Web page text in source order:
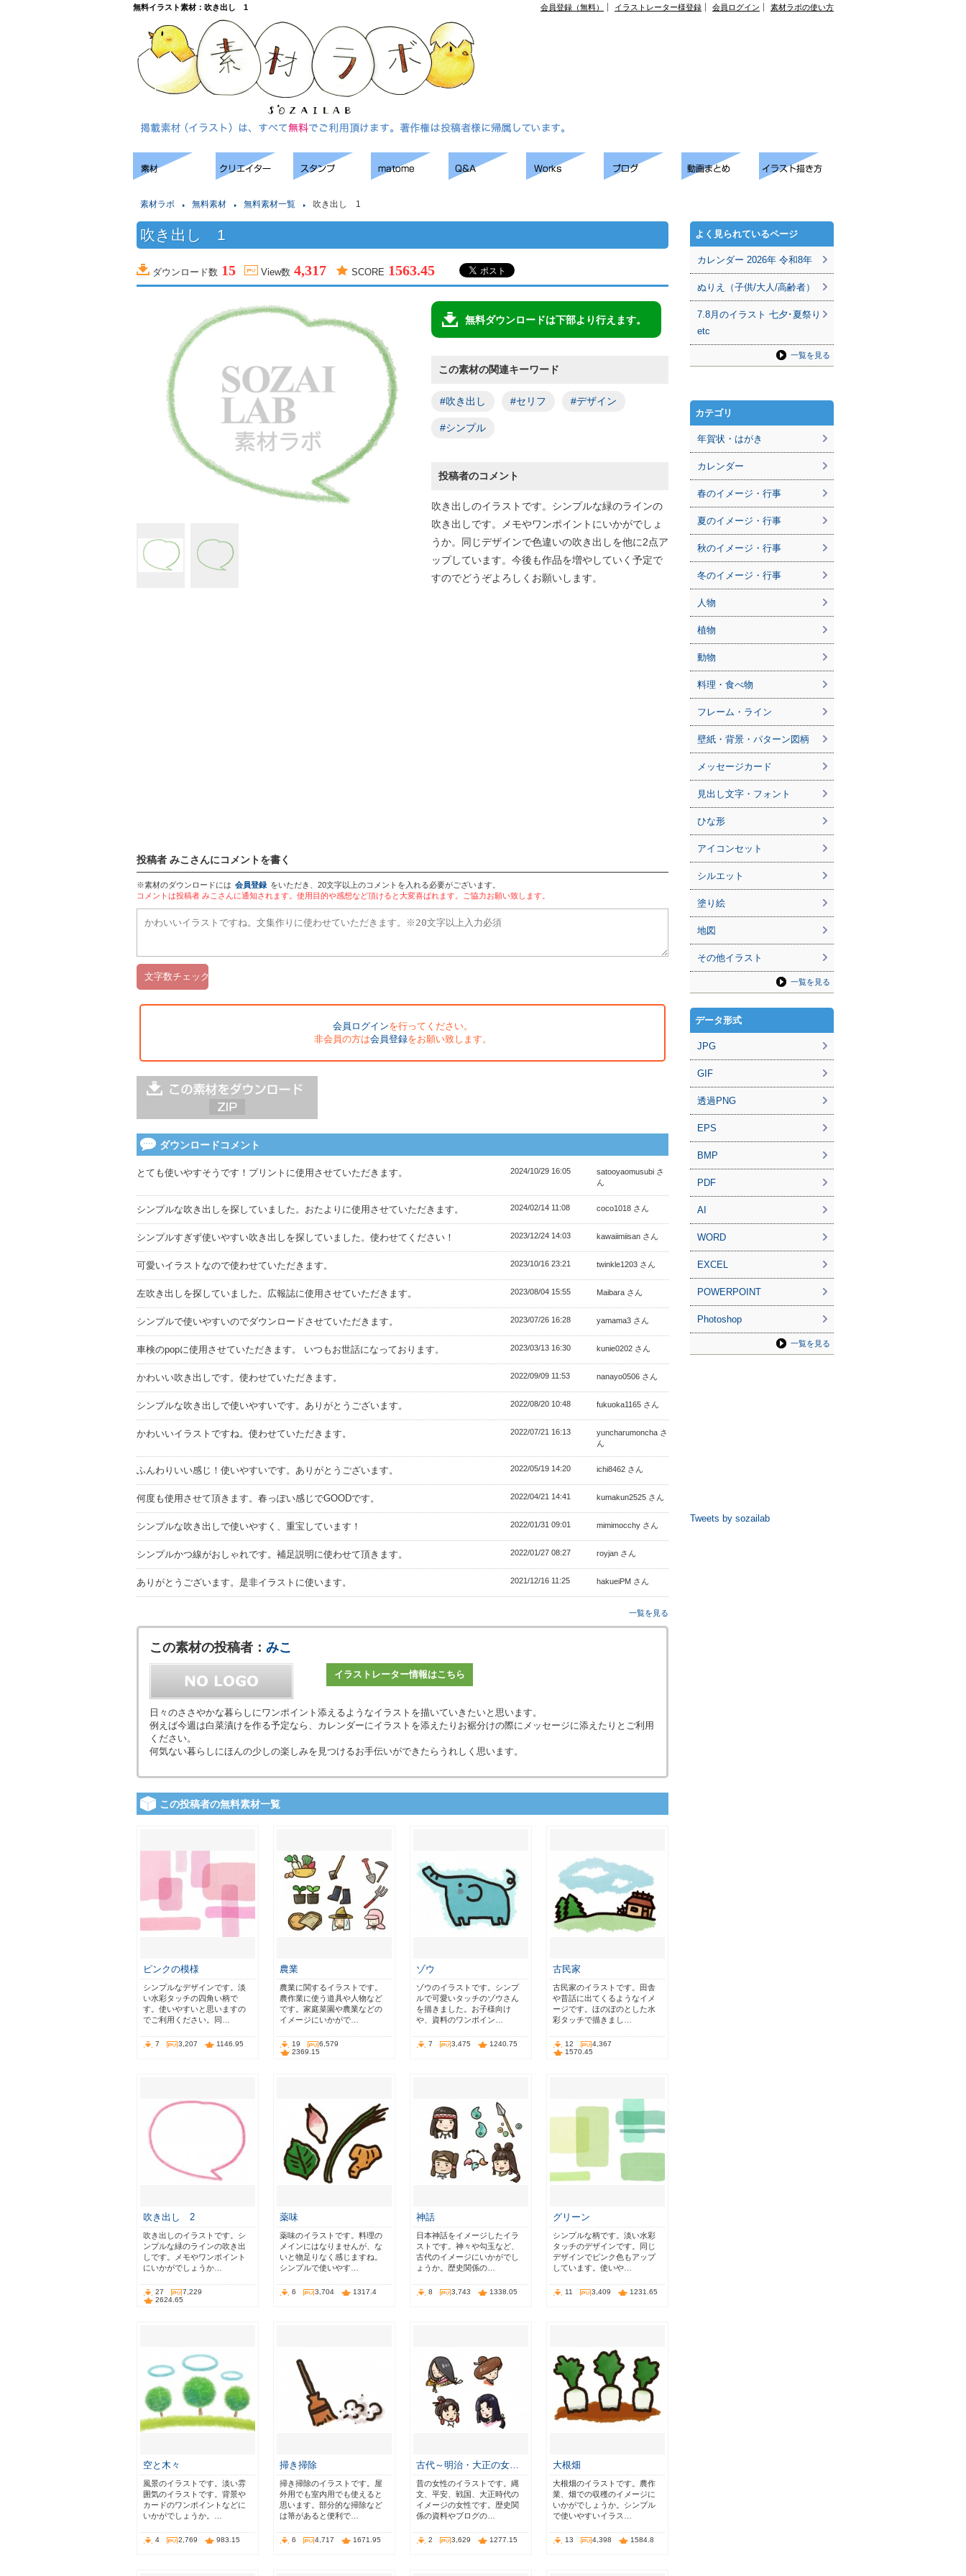
無料イラスト素材：吹き出し 1 会員登録（無料） イラストレーター様登録 会員ログイン 素材ラボの使い方
素材ラボ 無料素材 無料素材一覧 吹き出し 1
吹き出し 1
ダウンロード数 15 View数 4,317 SCORE 1563.45
無料ダウンロードは下部より行えます。
この素材の関連キーワード
#吹き出し #セリフ #デザイン
#シンプル
投稿者のコメント
吹き出しのイラストです。シンプルな緑のラインの
吹き出しです。メモやワンポイントにいかがでしょ
うか。同じデザインで色違いの吹き出しを他に2点ア
ップしています。今後も作品を増やしていく予定で
すのでどうぞよろしくお願いします。
投稿者 みこさんにコメントを書く
※素材のダウンロードには 会員登録 をいただき、20文字以上のコメントを入れる必要がございます。
コメントは投稿者 みこさんに通知されます。使用目的や感想など頂けると大変喜ばれます。ご協力お願い致します。
会員ログインを行ってください。
非会員の方は会員登録をお願い致します。
ダウンロードコメント
とても使いやすそうです！プリントに使用させていただきます。 2024/10/29 16:05
satooyaomusubi さ
ん
シンプルな吹き出しを探していました。おたよりに使用させていただきます。 2024/02/14 11:08 coco1018 さん
シンプルすぎず使いやすい吹き出しを探していました。使わせてください！ 2023/12/24 14:03 kawaiimiisan さん
可愛いイラストなので使わせていただきます。 2023/10/16 23:21 twinkle1203 さん
左吹き出しを探していました。広報誌に使用させていただきます。 2023/08/04 15:55 Maibara さん
シンプルで使いやすいのでダウンロードさせていただきます。 2023/07/26 16:28 yamama3 さん
車検のpopに使用させていただきます。 いつもお世話になっております。 2023/03/13 16:30 kunie0202 さん
かわいい吹き出しです。使わせていただきます。 2022/09/09 11:53 nanayo0506 さん
シンプルな吹き出しで使いやすいです。ありがとうございます。 2022/08/20 10:48 fukuoka1165 さん
かわいいイラストですね。使わせていただきます。 2022/07/21 16:13
yuncharumoncha さ
ん
ふんわりいい感じ！使いやすいです。ありがとうございます。 2022/05/19 14:20 ichi8462 さん
何度も使用させて頂きます。春っぽい感じでGOODです。 2022/04/21 14:41 kumakun2525 さん
シンプルな吹き出しで使いやすく、重宝しています！ 2022/01/31 09:01 mimimocchy さん
シンプルかつ線がおしゃれです。補足説明に使わせて頂きます。 2022/01/27 08:27 royjan さん
ありがとうございます。是非イラストに使います。 2021/12/16 11:25 hakueiPM さん
一覧を見る
この素材の投稿者： みこ
イラストレーター情報はこちら
日々のささやかな暮らしにワンポイント添えるようなイラストを描いていきたいと思います。
例えば今週は白菜漬けを作る予定なら、カレンダーにイラストを添えたりお裾分けの際にメッセージに添えたりとご利用
ください。
何気ない暮らしにほんの少しの楽しみを見つけるお手伝いができたらうれしく思います。
この投稿者の無料素材一覧
ピンクの模様
シンプルなデザインです。淡
い水彩タッチの四角い柄で
す。使いやすいと思いますの
でご利用ください。同…
7 3,207 1146.95
農業
農業に関するイラストです。
農作業に使う道具や人物など
です。家庭菜園や農業などの
イメージにいかがで…
19
6,579
2369.15
ゾウ
ゾウのイラストです。シンプ
ルで可愛いタッチのゾウさん
を描きました。お子様向け
や、資料のワンポイン…
7 3,475 1240.75
古民家
古民家のイラストです。田舎
や昔話に出てくるようなイメ
ージです。ほのぼのとした水
彩タッチで描きまし…
12
4,367
1570.45
吹き出し 2
吹き出しのイラストです。シ
ンプルな緑のラインの吹き出
しです。メモやワンポイント
にいかがでしょうか…
27
7,229
2624.65
薬味
薬味のイラストです。料理の
メインにはなりませんが、な
いと物足りなく感じますね。
シンプルで使いやす…
6 3,704 1317.4
神話
日本神話をイメージしたイラ
ストです。神々や勾玉など、
古代のイメージにいかがでし
ょうか。歴史関係の…
8 3,743 1338.05
グリーン
シンプルな柄です。淡い水彩
タッチのデザインです。同じ
デザインでピンク色もアップ
しています。使いや…
11 3,409 1231.65
空と木々
風景のイラストです。淡い雰
囲気のイラストです。背景や
カードのワンポイントなどに
いかがでしょうか。…
4 2,769 983.15
掃き掃除
掃き掃除のイラストです。屋
外用でも室内用でも使えると
思います。部分的な掃除など
は箒があると便利で…
6 4,717 1671.95
古代～明治・大正の女…
昔の女性のイラストです。縄
文、平安、戦国、大正時代の
イメージの女性です。歴史関
係の資料やブログの…
2 3,629 1277.15
大根畑
大根畑のイラストです。農作
業、畑での収穫のイメージに
いかがでしょうか。シンプル
で使いやすいイラス…
13 4,398 1584.8
よく見られているページ
カレンダー 2026年 令和8年
ぬりえ（子供/大人/高齢者）
7.8月のイラスト 七夕･夏祭り
etc
一覧を見る
カテゴリ
年賀状・はがき
カレンダー
春のイメージ・行事
夏のイメージ・行事
秋のイメージ・行事
冬のイメージ・行事
人物
植物
動物
料理・食べ物
フレーム・ライン
壁紙・背景・パターン図柄
メッセージカード
見出し文字・フォント
ひな形
アイコンセット
シルエット
塗り絵
地図
その他イラスト
一覧を見る
データ形式
JPG
GIF
透過PNG
EPS
BMP
PDF
AI
WORD
EXCEL
POWERPOINT
Photoshop
一覧を見る
Tweets by sozailab